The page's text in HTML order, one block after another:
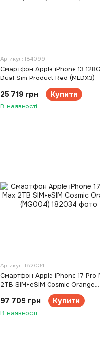
Артикул: 184099
Смартфон Apple iPhone 13
Dual Sim Product Red (MLDX3)
25 719 грн Купити
В наявності
Артикул: 182034
Смартфон Apple iPhone 17 Pro
2TB SIM+eSIM Cosmic Orange
97 709 грн Купити
В наявності